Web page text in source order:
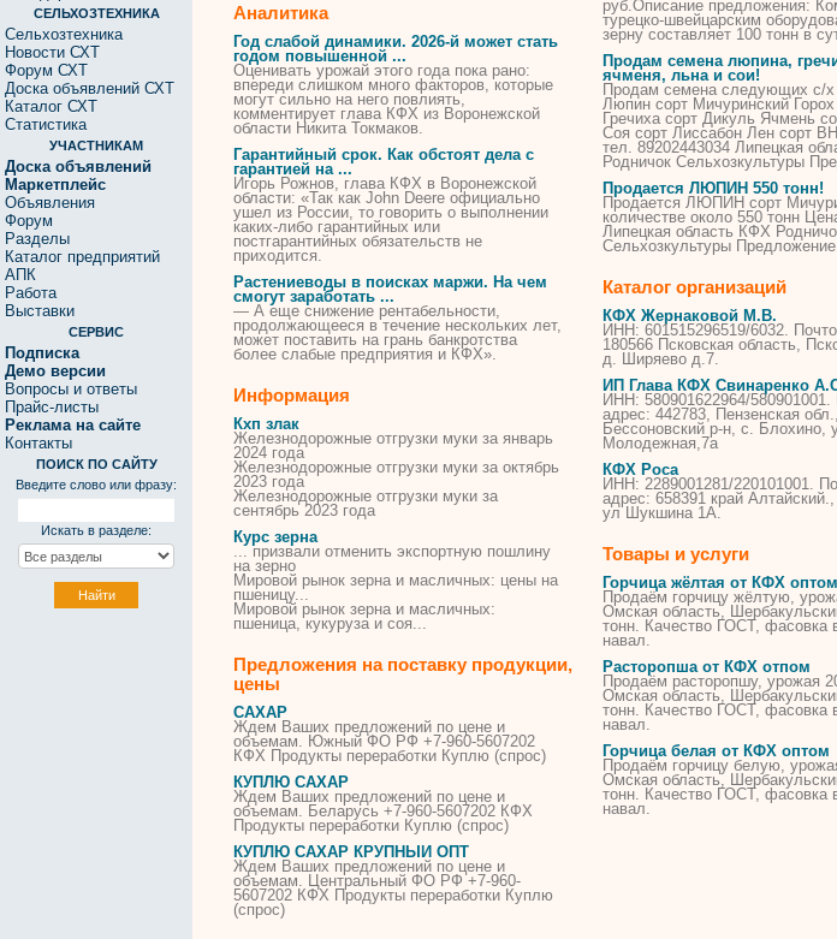
СЕЛЬХОЗТЕХНИКА
Сельхозтехника
Новости СХТ
Форум СХТ
Доска объявлений СХТ
Каталог СХТ
Статистика
УЧАСТНИКАМ
Доска объявлений
Маркетплейс
Объявления
Форум
Разделы
Каталог предприятий
АПК
Работа
Выставки
СЕРВИС
Подписка
Демо версии
Вопросы и ответы
Прайс-листы
Реклама на сайте
Контакты
ПОИСК ПО САЙТУ
Введите слово или фразу:
Искать в разделе:
Аналитика
Год слабой динамики. 2026-й может стать
годом повышенной ...
Оценивать урожай этого года пока рано:
впереди слишком много факторов, которые
могут сильно на него повлиять,
комментирует глава КФХ из Воронежской
области Никита Токмаков.
Гарантийный срок. Как обстоят дела с
гарантией на ...
Игорь Рожнов, глава КФХ в Воронежской
области: «Так как John Deere официально
ушел из России, то говорить о выполнении
каких-либо гарантийных или
постгарантийных обязательств не
приходится.
Растениеводы в поисках маржи. На чем
смогут заработать ...
— А еще снижение рентабельности,
продолжающееся в течение нескольких лет,
может поставить на грань банкротства
более слабые предприятия и КФХ».
Информация
Кхп злак
Железнодорожные отгрузки муки за январь
2024 года
Железнодорожные отгрузки муки за октябрь
2023 года
Железнодорожные отгрузки муки за
сентябрь 2023 года
Курс зерна
... призвали отменить экспортную пошлину
на зерно
Мировой рынок зерна и масличных: цены на
пшеницу...
Мировой рынок зерна и масличных:
пшеница, кукуруза и соя...
Предложения на поставку продукции,
цены
САХАР
Ждем Ваших предложений по цене и
объемам. Южный ФО РФ +7-960-5607202
КФХ Продукты переработки Куплю (спрос)
КУПЛЮ САХАР
Ждем Ваших предложений по цене и
объемам. Беларусь +7-960-5607202 КФХ
Продукты переработки Куплю (спрос)
КУПЛЮ САХАР КРУПНЫЙ ОПТ
Ждем Ваших предложений по цене и
объемам. Центральный ФО РФ +7-960-
5607202 КФХ Продукты переработки Куплю
(спрос)
руб.Описание предложения:
турецко-швейцарским
зерну составляет 100 тонн в
Продам семена люпина,
ячменя, льна и сои!
Продам семена следующих с/х
Люпин сорт Мичуринский
Гречиха сорт Дикуль Ячмень
Соя сорт Лиссабон Лен сорт
тел. 89202443034 Липецкая
Родничок Сельхозкультуры
Продается ЛЮПИН 550 тонн!
Продается ЛЮПИН сорт
количестве около 550 тонн
Липецкая область КФХ
Сельхозкультуры
Каталог организаций
КФХ Жернаковой М.В.
ИНН: 601515296519/6032.
180566 Псковская область,
д. Ширяево д.7.
ИП Глава КФХ Свинаренко
ИНН: 580901622964/580901001.
адрес: 442783, Пензенская обл.,
Бессоновский р-н, с. Блохино,
Молодежная,7а
КФХ Роса
ИНН: 2289001281/220101001.
адрес: 658391 край
ул Шукшина 1А.
Товары и услуги
Горчица жёлтая от КФХ оптом
Продаём горчицу жёлтую,
Омская область,
тонн. Качество ГОСТ, фасовка
навал.
Расторопша от КФХ отпом
Продаём расторопшу, урожая
Омская область,
тонн. Качество ГОСТ, фасовка
навал.
Горчица белая от КФХ оптом
Продаём горчицу белую,
Омская область,
тонн. Качество ГОСТ, фасовка
навал.